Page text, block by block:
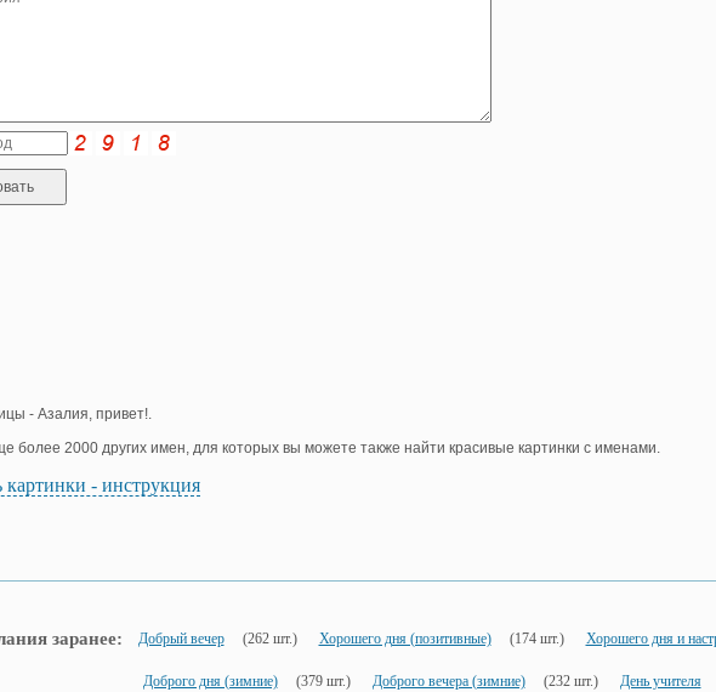
- Азалия, привет!.
более 2000 других имен, для которых вы можете также найти красивые картинки с именами.
картинки - инструкция
заранее: Добрый вечер (262 шт.) Хорошего дня (позитивные) (174 шт.) Хорошего дня и
Доброго дня (зимние) (379 шт.) Доброго вечера (зимние) (232 шт.) День учителя